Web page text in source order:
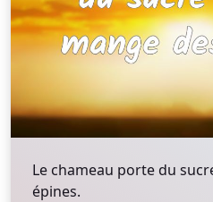
Le chameau porte du
épines.